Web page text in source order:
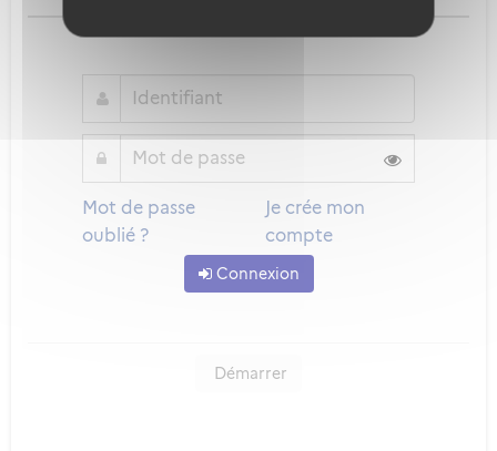
Mot de passe
oublié ?
Je crée mon
compte
Connexion
Démarrer